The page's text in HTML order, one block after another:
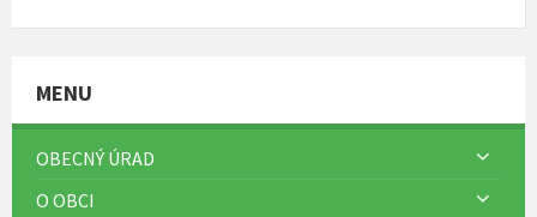
MENU
OBECNÝ ÚRAD
O OBCI